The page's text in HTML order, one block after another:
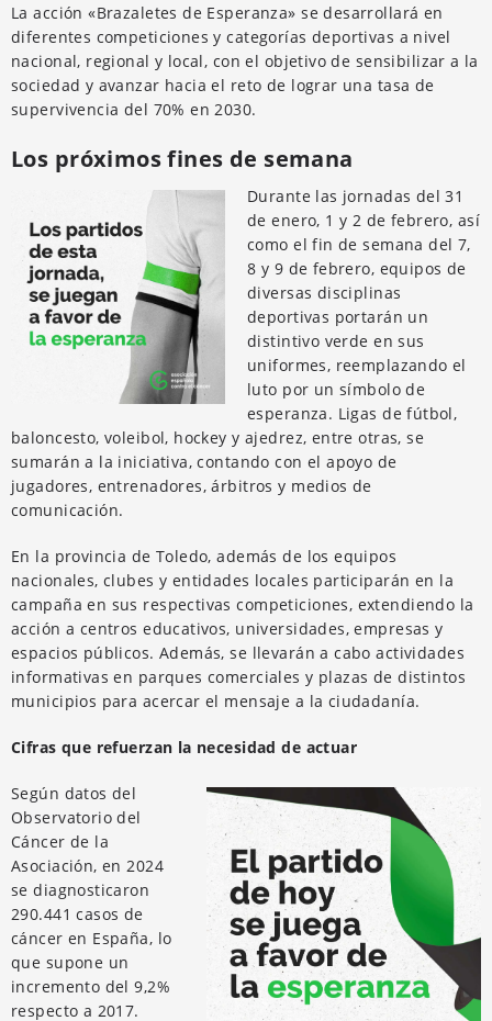
La acción «Brazaletes de Esperanza» se desarrollará en
diferentes competiciones y categorías deportivas a nivel
nacional, regional y local, con el objetivo de sensibilizar a la
sociedad y avanzar hacia el reto de lograr una tasa de
supervivencia del 70% en 2030.
Los próximos fines de semana
Durante las jornadas del 31
de enero, 1 y 2 de febrero, así
como el fin de semana del 7,
8 y 9 de febrero, equipos de
diversas disciplinas
deportivas portarán un
distintivo verde en sus
uniformes, reemplazando el
luto por un símbolo de
esperanza. Ligas de fútbol,
baloncesto, voleibol, hockey y ajedrez, entre otras, se
sumarán a la iniciativa, contando con el apoyo de
jugadores, entrenadores, árbitros y medios de
comunicación.
En la provincia de Toledo, además de los equipos
nacionales, clubes y entidades locales participarán en la
campaña en sus respectivas competiciones, extendiendo la
acción a centros educativos, universidades, empresas y
espacios públicos. Además, se llevarán a cabo actividades
informativas en parques comerciales y plazas de distintos
municipios para acercar el mensaje a la ciudadanía.
Cifras que refuerzan la necesidad de actuar
Según datos del
Observatorio del
Cáncer de la
Asociación, en 2024
se diagnosticaron
290.441 casos de
cáncer en España, lo
que supone un
incremento del 9,2%
respecto a 2017.